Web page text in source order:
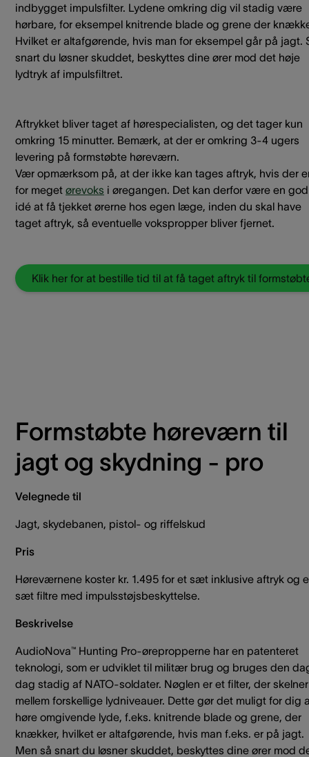
indbygget impulsfilter. Lydene omkring dig vil stadig være
hørbare, for eksempel knitrende blade og grene der
Hvilket er altafgørende, hvis man for eksempel går på jagt.
snart du løsner skuddet, beskyttes dine ører mod det høje
lydtryk af impulsfiltret.
Aftrykket bliver taget af hørespecialisten, og det tager kun
omkring 15 minutter. Bemærk, at der er omkring 3-4 ugers
levering på formstøbte høreværn.
Vær opmærksom på, at der ikke kan tages aftryk, hvis der
for meget ørevoks i øregangen. Det kan derfor være en god
idé at få tjekket ørerne hos egen læge, inden du skal have
taget aftryk, så eventuelle vokspropper bliver fjernet.
Formstøbte høreværn til
jagt og skydning - pro
Velegnede til
Jagt, skydebanen, pistol- og riffelskud
Pris
Høreværnene koster kr. 1.495 for et sæt inklusive aftryk og
sæt filtre med impulsstøjsbeskyttelse.
Beskrivelse
AudioNova™ Hunting Pro-ørepropperne har en patenteret
teknologi, som er udviklet til militær brug og bruges den
dag stadig af NATO-soldater. Nøglen er et filter, der skelner
mellem forskellige lydniveauer. Dette gør det muligt for dig
høre omgivende lyde, f.eks. knitrende blade og grene, der
knækker, hvilket er altafgørende, hvis man f.eks. er på jagt.
Men så snart du løsner skuddet, beskyttes dine ører mod